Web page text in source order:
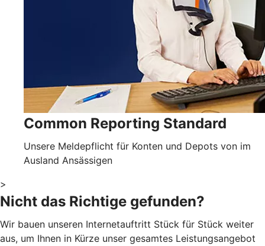
Common Reporting Standard
Unsere Meldepflicht für Konten und Depots von im
Ausland Ansässigen
>
Nicht das Richtige gefunden?
Wir bauen unseren Internetauftritt Stück für Stück weiter
aus, um Ihnen in Kürze unser gesamtes Leistungsangebot